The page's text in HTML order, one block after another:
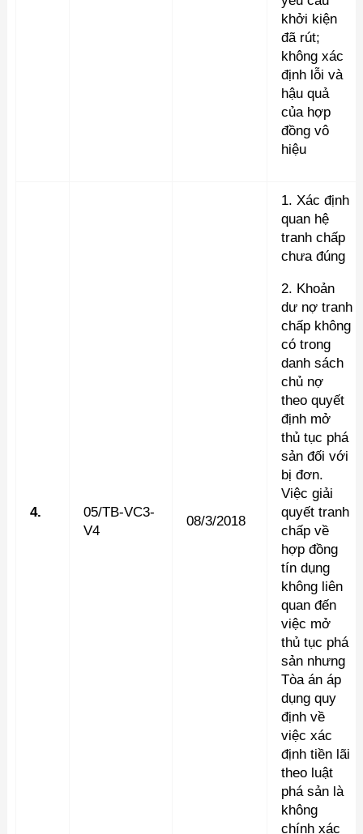
khởi kiện
đã rút;
không xác
định lỗi và
hậu quả
của hợp
đồng vô
hiệu
4.
05/TB-VC3-
V4
08/3/2018
1. Xác định
quan hệ
tranh chấp
chưa đúng
2. Khoản
dư nợ tranh
chấp không
có trong
danh sách
chủ nợ
theo quyết
định mở
thủ tục phá
sản đối với
bị đơn.
Việc giải
quyết tranh
chấp về
hợp đồng
tín dụng
không liên
quan đến
việc mở
thủ tục phá
sản nhưng
Tòa án áp
dụng quy
định về
việc xác
định tiền lãi
theo luật
phá sản là
không
chính xác